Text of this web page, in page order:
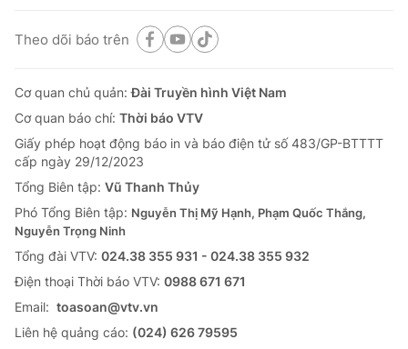
Theo dõi báo trên
Cơ quan chủ quản:Đài Truyền hình Việt Nam
Cơ quan báo chí: Thời báo VTV
Giấy phép hoạt động báo in và báo điện tử số 483/GP-BTTTT
cấp ngày 29/12/2023
Tổng Biên tập: Vũ Thanh Thủy
Phó Tổng Biên tập: Nguyễn Thị Mỹ Hạnh, Phạm Quốc Thắng,
Nguyễn Trọng Ninh
Tổng đài VTV: 024.38 355 931 - 024.38 355 932
Ðiện thoại Thời báo VTV: 0988 671 671
Email: toasoan@vtv.vn
Liên hệ quảng cáo: (024) 626 79595